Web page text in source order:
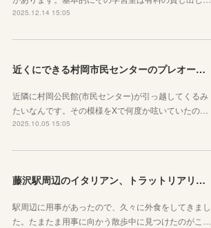
2025.12.14 15:05
近くにできる村岡市民センターのプレオープンを見にいきました！
近隣に村岡公民館(市民センター)が引っ越してくるみ
たいなんです。その模様をXで何度か呟いていたの…
2025.10.05 15:05
藤沢駅周辺のイタリアン、トラットリアリベルタクオーレに行ってきた
駅周辺に用事があったので、久々に外食をしてきまし
た。たまたま用事に向かう散歩中に見つけたのがこ…